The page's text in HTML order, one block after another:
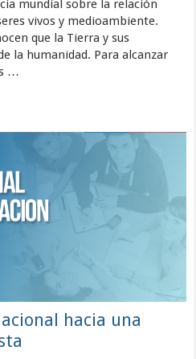
mundial sobre la relación
vivos y medioambiente.
que la Tierra y sus
la humanidad. Para alcanzar
…
hacia una